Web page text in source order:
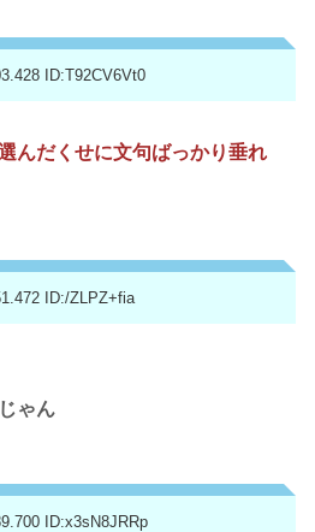
ID:T92CV6Vt0
んだくせに文句ばっかり垂れ
ID:/ZLPZ+fia
ゃん
ID:x3sN8JRRp